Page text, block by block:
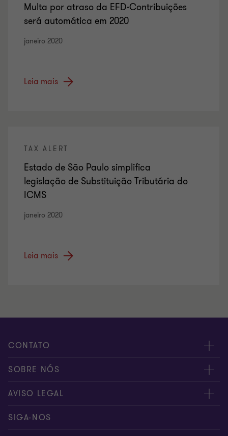
Multa por atraso da EFD-Contribuições
será automática em 2020
janeiro 2020
Leia mais
TAX ALERT
Estado de São Paulo simplifica
legislação de Substituição Tributária do
ICMS
janeiro 2020
Leia mais
CONTATO
Fale conosco
Inscreva-se
SOBRE NÓS
Sobre nós
Nossos sócios
AVISO LEGAL
Aviso de privacidade
SIGA-NOS